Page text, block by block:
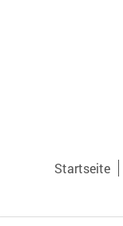
Startseite